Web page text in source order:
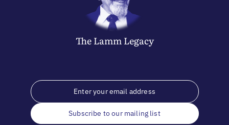
The LammLegacy
Subscribe to our mailing list